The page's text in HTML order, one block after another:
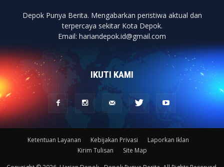
Depok Punya Berita. Mengabarkan peristiwa aktual dan
terpercaya sekitar Kota Depok.
Email: hariandepok.id@gmail.com
IKUTI KAMI
Ketentuan Layanan Kebijakan Privasi
Laporkan Iklan
Kirim Tulisan
Site Map